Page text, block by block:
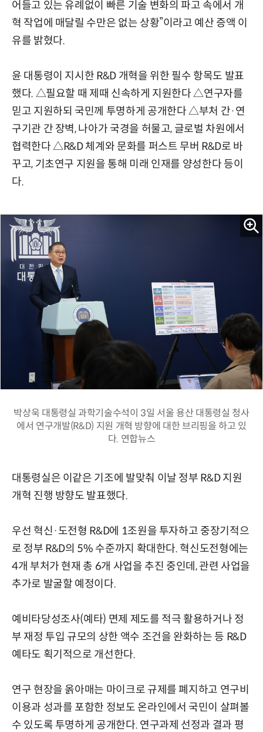
어들고 있는 유례없이 빠른 기술 변화의 파고 속에서 개
혁 작업에 매달릴 수만은 없는 상황”이라고 예산 증액 이
유를 밝혔다.
윤 대통령이 지시한 R&D 개혁을 위한 필수 항목도 발표
했다. △필요할 때 제때 신속하게 지원한다 △연구자를
믿고 지원하되 국민께 투명하게 공개한다 △부처 간·연
구기관 간 장벽, 나아가 국경을 허물고, 글로벌 차원에서
협력한다 △R&D 체계와 문화를 퍼스트 무버 R&D로 바
꾸고, 기초연구 지원을 통해 미래 인재를 양성한다 등이
다.
박상욱 대통령실 과학기술수석이 3일 서울 용산 대통령실 청사
에서 연구개발(R&D) 지원 개혁 방향에 대한 브리핑을 하고 있
다. 연합뉴스
대통령실은 이같은 기조에 발맞춰 이날 정부 R&D 지원
개혁 진행 방향도 발표했다.
우선 혁신·도전형 R&D에 1조원을 투자하고 중장기적으
로 정부 R&D의 5% 수준까지 확대한다. 혁신도전형에는
4개 부처가 현재 총 6개 사업을 추진 중인데, 관련 사업을
추가로 발굴할 예정이다.
예비타당성조사(예타) 면제 제도를 적극 활용하거나 정
부 재정 투입 규모의 상한 액수 조건을 완화하는 등 R&D
예타도 획기적으로 개선한다.
연구 현장을 옭아매는 마이크로 규제를 폐지하고 연구비
이용과 성과를 포함한 정보도 온라인에서 국민이 살펴볼
수 있도록 투명하게 공개한다. 연구과제 선정과 결과 평